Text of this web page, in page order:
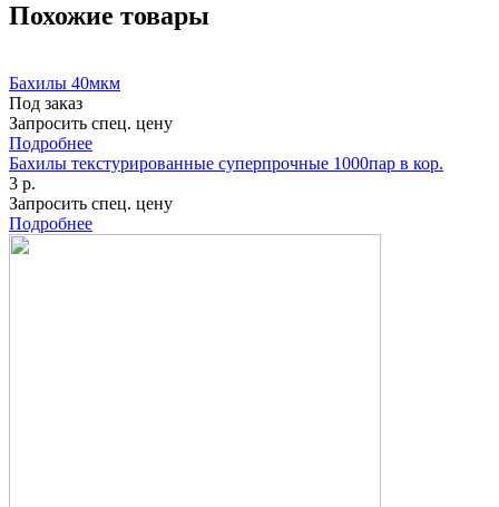
Похожие товары
Бахилы 40мкм
Под заказ
Запросить спец. цену
Подробнее
Бахилы текстурированные суперпрочные 1000пар в кор.
3 р.
Запросить спец. цену
Подробнее